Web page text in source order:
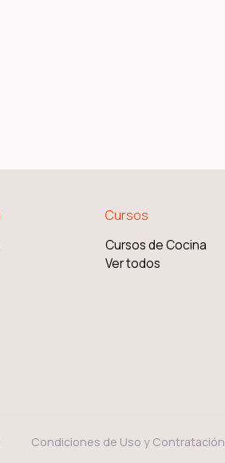
Cursos
Cursos de Cocina
Ver todos
Condiciones de Uso y Contratación